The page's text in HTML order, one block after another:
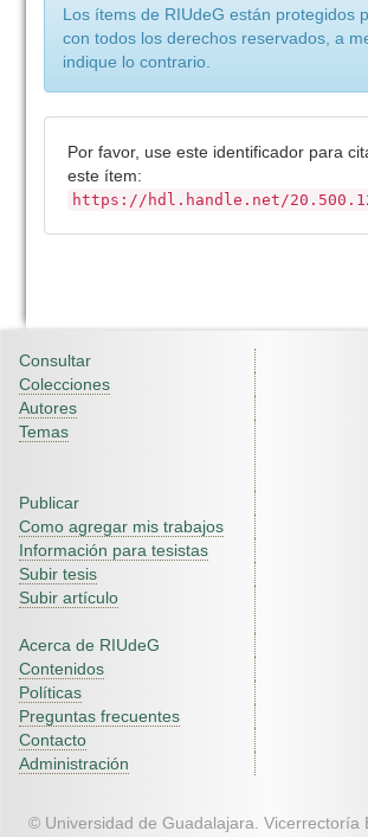
Los ítems de RIUdeG están protegidos
con todos los derechos reservados, a
indique lo contrario.
Por favor, use este identificador para
este ítem:
https://hdl.handle.net/
Consultar
Colecciones
Autores
Temas
Publicar
Como agregar mis trabajos
Información para tesistas
Subir tesis
Subir artículo
Acerca de RIUdeG
Contenidos
Políticas
Preguntas frecuentes
Contacto
Administración
© Universidad de Guadalajara. Vicerrectoría